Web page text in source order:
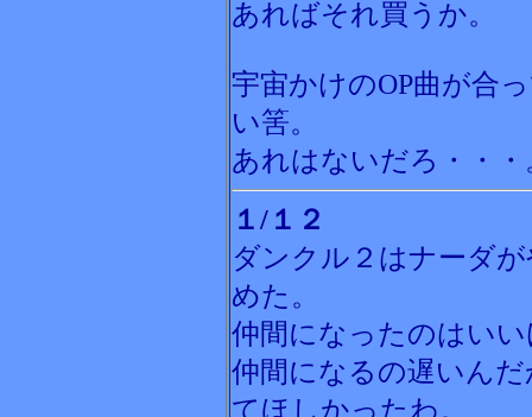
あればそれ買うか。
宇宙かけのOP曲が合
い筈。
あれはないだろ・・・
１/１２
ダンクル２はナーダ
めた。
仲間になったのはい
仲間になるの遅いん
てほしかったわ。